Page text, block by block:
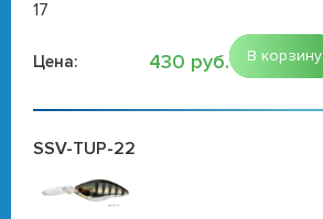
17
Цена: 430 руб. В корзину
SSV-TUP-22